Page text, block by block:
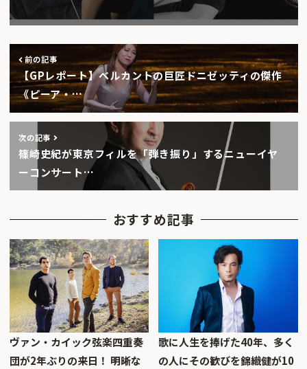
前の記事
【GPレポート】ベルカントの巨匠ドニゼッティの傑作
《ピーア・…
次の記事
篠崎史紀が東京フィルを「弾き振り」するニューイヤ
ーコンサート…
おすすめ記事
ヴァン・カイック弦楽四重奏
団が2年ぶりの来日！ 明晰な
歌に人生を捧げた40年、多く
の人にその歓びを錦織健が10